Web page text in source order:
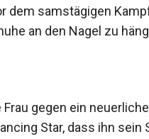
dem samstägigen
an den Nagel zu
gegen ein
Star, dass ihn sein